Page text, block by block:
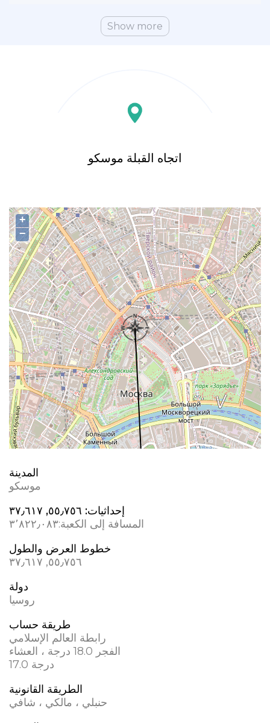
Show more
اتجاه القبلة موسكو
+
−
المدينة
موسكو
إحداثيات: ٥٥٫٧٥٦, ٣٧٫٦١٧
المسافة إلى الكعبة:٣٬٨٢٢٫٠٨٣
خطوط العرض والطول
٥٥٫٧٥٦, ٣٧٫٦١٧
دولة
روسيا
طريقة حساب
رابطة العالم الإسلامي
الفجر 18.0 درجة ، العشاء
17.0 درجة
الطريقة القانونية
حنبلي ، مالكي ، شافي